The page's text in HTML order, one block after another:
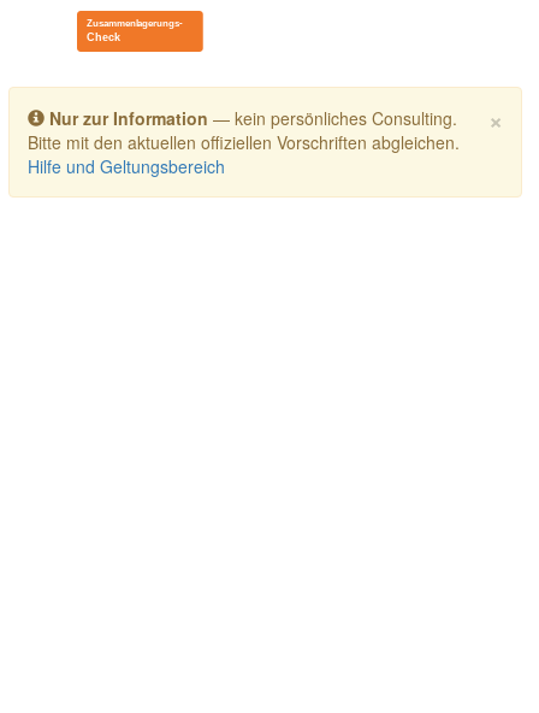
Toggle navigation
×
Nur zur Information — kein persönliches Consulting.
Bitte mit den aktuellen offiziellen Vorschriften abgleichen.
Hilfe und Geltungsbereich